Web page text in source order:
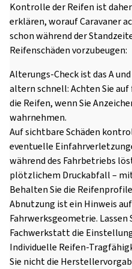
Kontrolle der Reifen ist
erklären, worauf Caravaner
schon während der
Reifenschäden vorzubeugen:
Alterungs-Check ist das A
altern schnell: Achten Sie auf
die Reifen, wenn Sie
wahrnehmen.
Auf sichtbare Schäden
eventuelle
während des Fahrbetriebs
plötzlichem Druckabfall –
Behalten Sie die
Abnutzung ist ein Hinweis
Fahrwerksgeometrie. Lassen
Fachwerkstatt die
Individuelle Reifen-
Sie nicht die